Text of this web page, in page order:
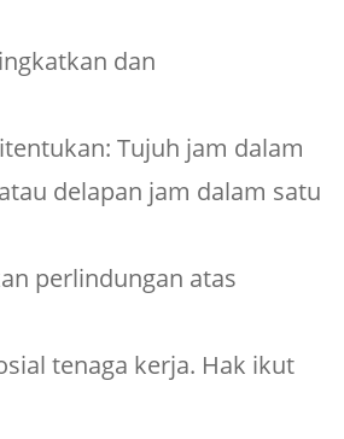
dan
Tujuh jam dalam
delapan jam dalam satu
perlindungan atas
tenaga kerja. Hak ikut